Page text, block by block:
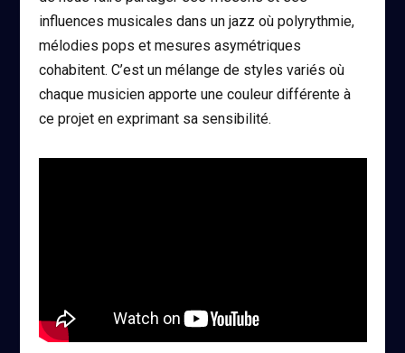
influences musicales dans un jazz où polyrythmie,
mélodies pops et mesures asymétriques
cohabitent. C’est un mélange de styles variés où
chaque musicien apporte une couleur différente à
ce projet en exprimant sa sensibilité.